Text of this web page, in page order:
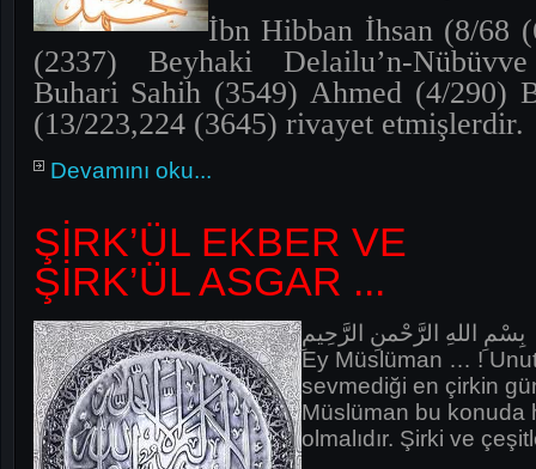
İbn Hibban İhsan (8/68
(2337) Beyhaki Delailu’n-Nübüvve
Buhari Sahih (3549) Ahmed (4/290)
(13/223,224 (3645) rivayet etmişlerdir.
Devamını oku...
ŞİRK’ÜL EKBER VE
ŞİRK’ÜL ASGAR ...
بِسْمِ اللهِ الرَّحْمنِ الرَّحِيمِ
Ey Müslüman … !
sevmediği en çirkin
Müslüman bu konuda
olmalıdır. Şirki ve